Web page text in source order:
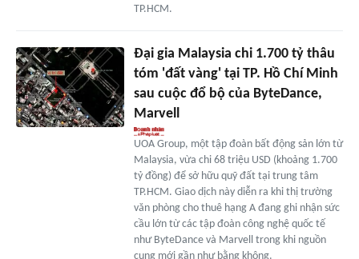
TP.HCM.
Đại gia Malaysia chi 1.700 tỷ thâu
tóm 'đất vàng' tại TP. Hồ Chí Minh
sau cuộc đổ bộ của ByteDance,
Marvell
UOA Group, một tập đoàn bất động sản lớn từ
Malaysia, vừa chi 68 triệu USD (khoảng 1.700
tỷ đồng) để sở hữu quỹ đất tại trung tâm
TP.HCM. Giao dịch này diễn ra khi thị trường
văn phòng cho thuê hạng A đang ghi nhận sức
cầu lớn từ các tập đoàn công nghệ quốc tế
như ByteDance và Marvell trong khi nguồn
cung mới gần như bằng không.